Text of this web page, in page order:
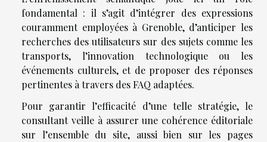
fondamental : il s’agit d’intégrer des expressions
couramment employées à Grenoble, d’anticiper les
recherches des utilisateurs sur des sujets comme les
transports, l’innovation technologique ou les
événements culturels, et de proposer des réponses
pertinentes à travers des FAQ adaptées.
Pour garantir l’efficacité d’une telle stratégie, le
consultant veille à assurer une cohérence éditoriale
sur l’ensemble du site, aussi bien sur les pages